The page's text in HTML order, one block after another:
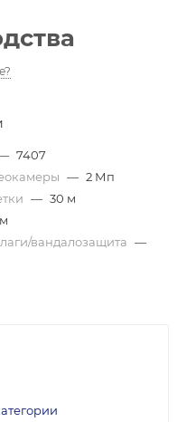
7407
— 2 Мп
— 30 м
вандалозащита —